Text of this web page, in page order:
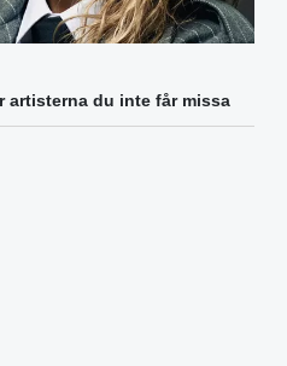
artisterna du inte får missa